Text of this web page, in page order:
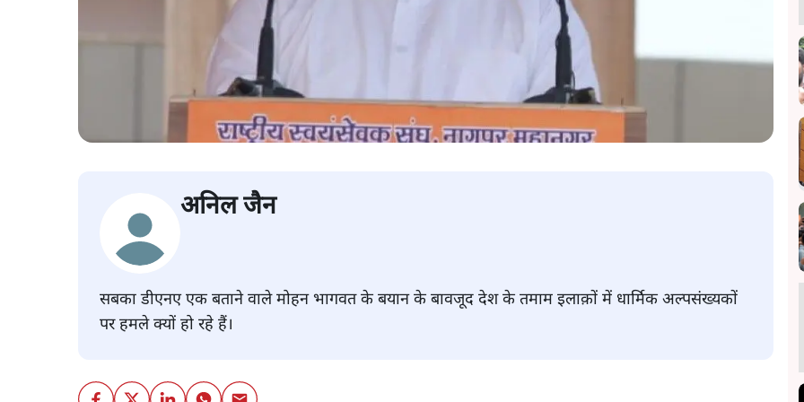
अनिल जैन
सबका डीएनए एक बताने वाले मोहन भागवत के बयान के बावजूद देश के तमाम इलाक़ों में धार्मिक अल्पसंख्यकों
पर हमले क्यों हो रहे हैं।